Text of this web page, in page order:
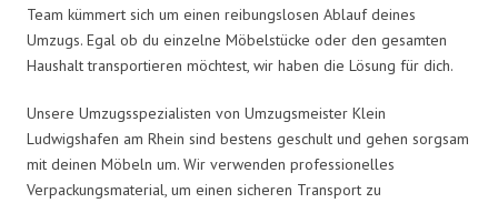
Team kümmert sich um einen reibungslosen Ablauf deines
Umzugs. Egal ob du einzelne Möbelstücke oder den gesamten
Haushalt transportieren möchtest, wir haben die Lösung für dich.
Unsere Umzugsspezialisten von Umzugsmeister Klein
Ludwigshafen am Rhein sind bestens geschult und gehen sorgsam
mit deinen Möbeln um. Wir verwenden professionelles
Verpackungsmaterial, um einen sicheren Transport zu